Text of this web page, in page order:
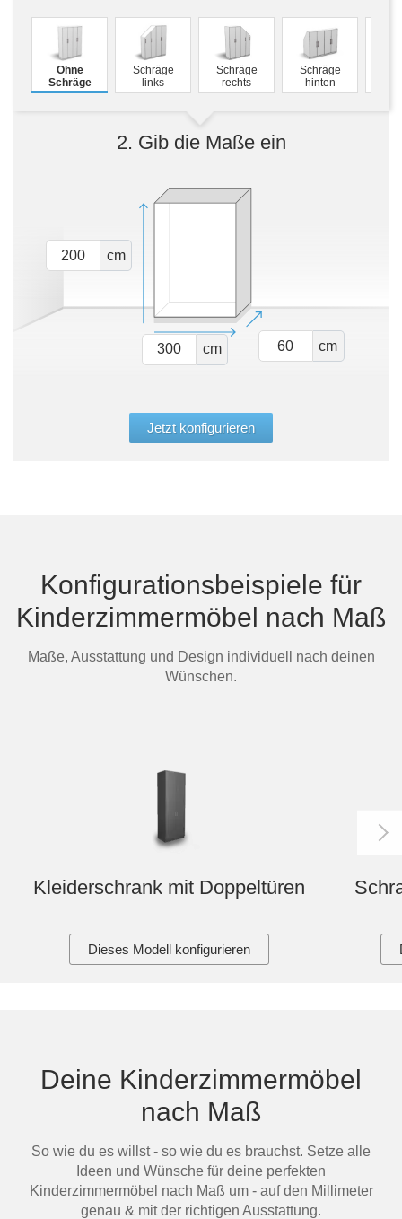
Ohne
Schräge
Schräge
links
Schräge
rechts
Schräge
hinten
2. Gib die Maße ein
cm
cm cm
Jetzt konfigurieren
Konfigurationsbeispiele für
Kinderzimmermöbel nach Maß
Maße, Ausstattung und Design individuell nach deinen
Wünschen.
Kleiderschrank mit Doppeltüren
Dieses Modell konfigurieren
Deine Kinderzimmermöbel
nach Maß
So wie du es willst - so wie du es brauchst. Setze alle
Ideen und Wünsche für deine perfekten
Kinderzimmermöbel nach Maß um - auf den Millimeter
genau & mit der richtigen Ausstattung.